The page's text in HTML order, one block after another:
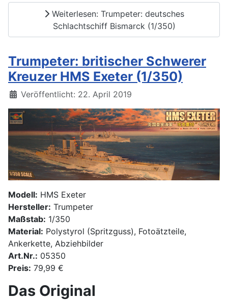
Weiterlesen: Trumpeter: deutsches
Schlachtschiff Bismarck (1/350)
Trumpeter: britischer Schwerer
Kreuzer HMS Exeter (1/350)
Details
Veröffentlicht: 22. April 2019
Modell: HMS Exeter
Hersteller: Trumpeter
Maßstab: 1/350
Material: Polystyrol (Spritzguss), Fotoätzteile,
Ankerkette, Abziehbilder
Art.Nr.: 05350
Preis: 79,99 €
Das Original